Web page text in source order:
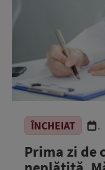
ÎNCHEIAT .
Prima zi de